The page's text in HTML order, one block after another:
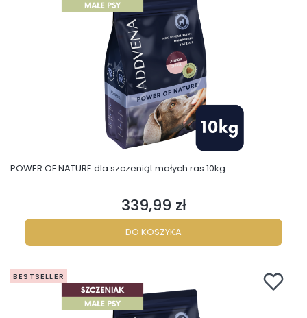
POWER OF NATURE dla szczeniąt małych ras 10kg
Cena
339,99 zł
DO KOSZYKA
BESTSELLER